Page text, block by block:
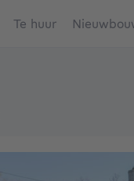
Te huur